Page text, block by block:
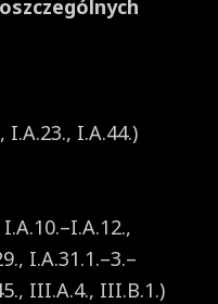
I.A.44.)
I.A.31.1.–3.–
III.A.4., III.B.1.)